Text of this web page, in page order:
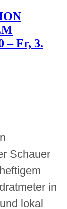
– Fr, 3.
Schauer
in
lokal